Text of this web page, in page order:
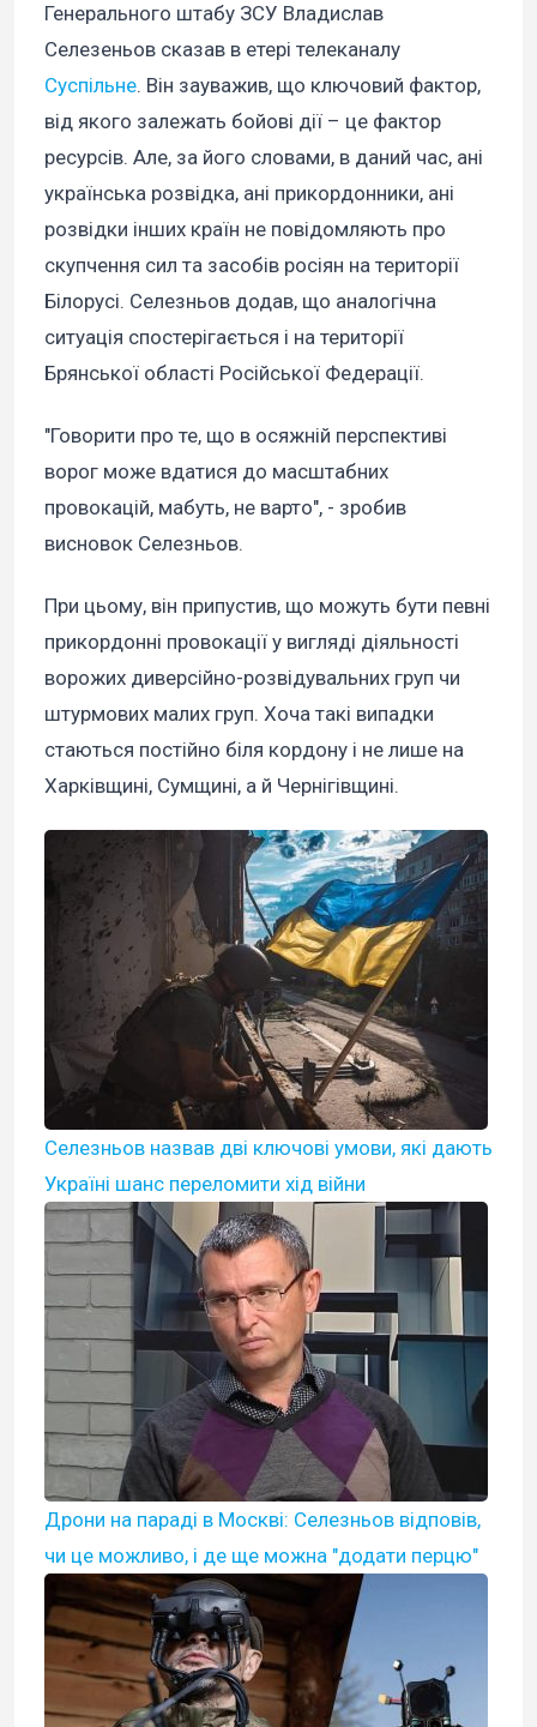
Генерального штабу ЗСУ Владислав
Селезеньов сказав в етері телеканалу
Суспільне. Він зауважив, що ключовий фактор,
від якого залежать бойові дії – це фактор
ресурсів. Але, за його словами, в даний час, ані
українська розвідка, ані прикордонники, ані
розвідки інших країн не повідомляють про
скупчення сил та засобів росіян на території
Білорусі. Селезньов додав, що аналогічна
ситуація спостерігається і на території
Брянської області Російської Федерації.
"Говорити про те, що в осяжній перспективі
ворог може вдатися до масштабних
провокацій, мабуть, не варто", - зробив
висновок Селезньов.
При цьому, він припустив, що можуть бути певні
прикордонні провокації у вигляді діяльності
ворожих диверсійно-розвідувальних груп чи
штурмових малих груп. Хоча такі випадки
стаються постійно біля кордону і не лише на
Харківщині, Сумщині, а й Чернігівщині.
Селезньов назвав дві ключові умови, які дають
Україні шанс переломити хід війни
Дрони на параді в Москві: Селезньов відповів,
чи це можливо, і де ще можна "додати перцю"